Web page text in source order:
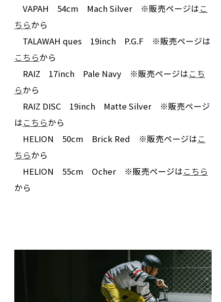
VAPAH 54cm Mach Silver ※販売ページはこ
ちらから
TALAWAH ques 19inch P.G.F ※販売ページは
こちらから
RAIZ 17inch Pale Navy ※販売ページはこち
らから
RAIZ DISC 19inch Matte Silver ※販売ページ
はこちらから
HELION 50cm Brick Red ※販売ページはこ
ちらから
HELION 55cm Ocher ※販売ページはこちら
から